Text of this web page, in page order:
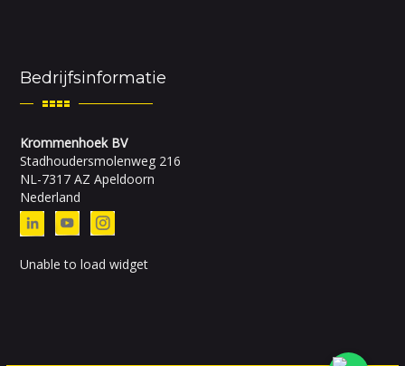
Bedrijfsinformatie
Krommenhoek BV
Stadhoudersmolenweg 216
NL-7317 AZ Apeldoorn
Nederland
Unable to load widget